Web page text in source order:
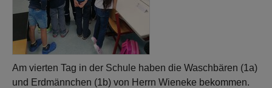
Am vierten Tag in der Schule haben die Waschbären (1a)
und Erdmännchen (1b) von Herrn Wieneke bekommen.